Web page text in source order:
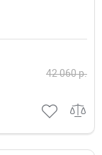
42 060 р.